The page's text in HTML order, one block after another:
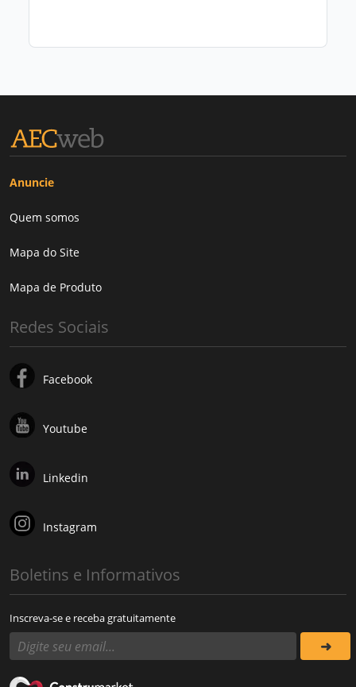
Anuncie
Quem somos
Mapa do Site
Mapa de Produto
Redes Sociais
Facebook
Youtube
Linkedin
Instagram
Boletins e Informativos
Inscreva-se e receba gratuitamente